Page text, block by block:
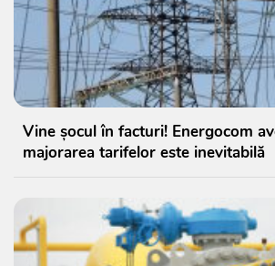
Vine șocul în facturi! Energocom
majorarea tarifelor este inevitabilă